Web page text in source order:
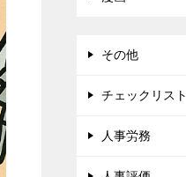
その他
チェックリスト
人事労務